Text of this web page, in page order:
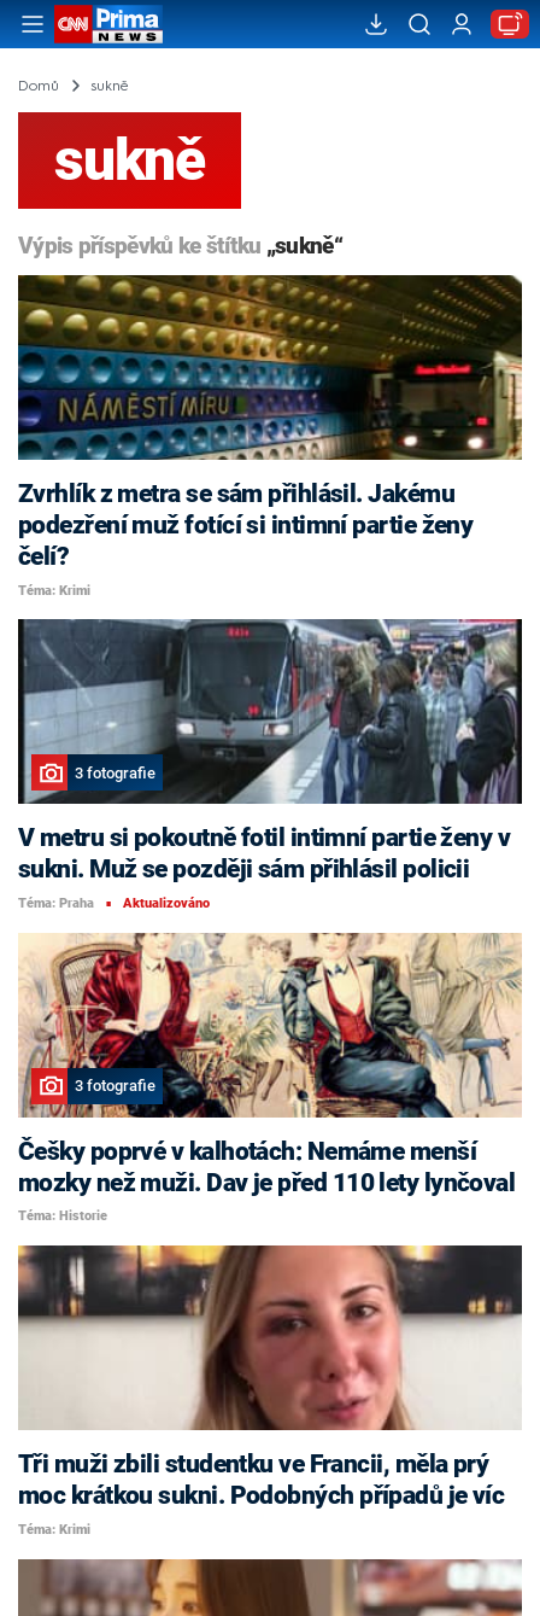
Domů sukně
sukně
Výpis příspěvků ke štítku „sukně“
Zvrhlík z metra se sám přihlásil. Jakému
podezření muž fotící si intimní partie ženy
čelí?
Téma: Krimi
3 fotografie
V metru si pokoutně fotil intimní partie ženy v
sukni. Muž se později sám přihlásil policii
Téma: Praha ■ Aktualizováno
3 fotografie
Češky poprvé v kalhotách: Nemáme menší
mozky než muži. Dav je před 110 lety lynčoval
Téma: Historie
Tři muži zbili studentku ve Francii, měla prý
moc krátkou sukni. Podobných případů je víc
Téma: Krimi